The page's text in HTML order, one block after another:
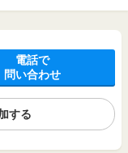
電話で
問い合わせ
する